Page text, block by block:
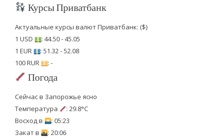
Курсы Приватбанк
Актуальные курсы валют Приватбанк: ($)
1 USD
: 44.50 - 45.05
1 EUR
: 51.32 - 52.08
100 RUR
: -
Погода
Сейчас в Запорожье ясно
Температура
: 29.8°C
Восход в
: 05:23
Закат в
: 20:06